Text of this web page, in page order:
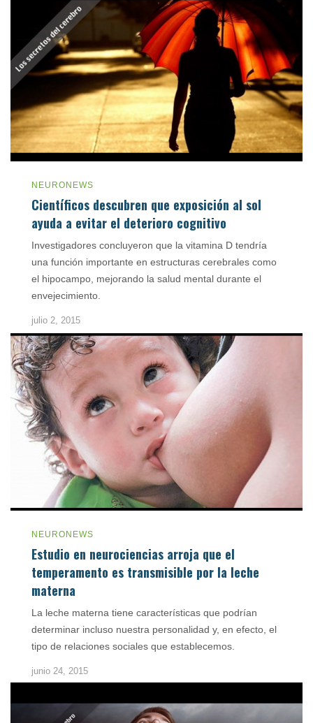
NEURONEWS
Científicos descubren que exposición al sol
ayuda a evitar el deterioro cognitivo
Investigadores concluyeron que la vitamina D tendría
una función importante en estructuras cerebrales como
el hipocampo, mejorando la salud mental durante el
envejecimiento.
julio 2, 2015
NEURONEWS
Estudio en neurociencias arroja que el
temperamento es transmisible por la leche
materna
La leche materna tiene características que podrían
determinar incluso nuestra personalidad y, en efecto, el
tipo de relaciones sociales que establecemos.
junio 24, 2015